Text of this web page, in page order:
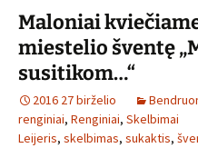
Maloniai
miestelio šventę
susitikom…“
2016 27 birželio
renginiai, Renginiai, Skelbimai
Leijeris, skelbimas, sukaktis,